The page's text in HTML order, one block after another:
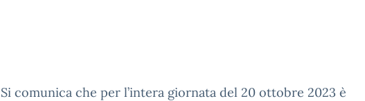
Si comunica che per l’intera giornata del 20 ottobre 2023 è